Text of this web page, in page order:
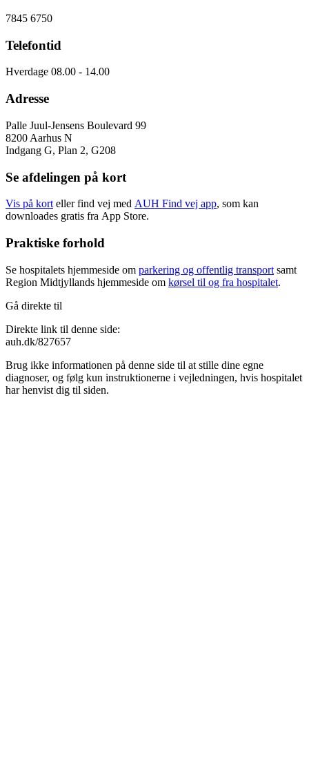
7845 6750
Telefontid
Hverdage 08.00 - 14.00
Adresse
Palle Juul-Jensens Boulevard 99
8200 Aarhus N
Indgang G, Plan 2, G208
Se afdelingen på kort
Vis på kort eller find vej med AUH Find vej app, som kan
downloades gratis fra App Store.
Praktiske forhold
Se hospitalets hjemmeside om parkering og offentlig transport samt
Region Midtjyllands hjemmeside om kørsel til og fra hospitalet.
Gå direkte til
Direkte link til denne side:
auh.dk/827657
Brug ikke informationen på denne side til at stille dine egne
diagnoser, og følg kun instruktionerne i vejledningen, hvis hospitalet
har henvist dig til siden.